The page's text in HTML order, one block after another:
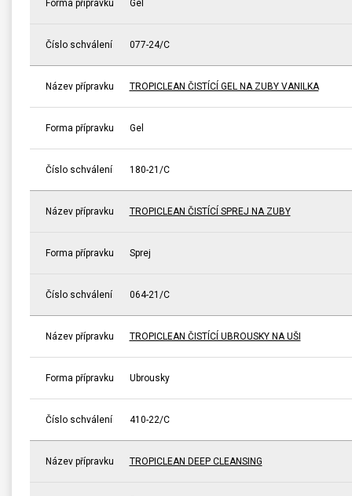
Forma přípravku Gel
Číslo schválení 077-24/C
Název přípravku TROPICLEAN ČISTÍCÍ GEL NA ZUBY VANILKA
Forma přípravku Gel
Číslo schválení 180-21/C
Název přípravku TROPICLEAN ČISTÍCÍ SPREJ NA ZUBY
Forma přípravku Sprej
Číslo schválení 064-21/C
Název přípravku TROPICLEAN ČISTÍCÍ UBROUSKY NA UŠI
Forma přípravku Ubrousky
Číslo schválení 410-22/C
Název přípravku TROPICLEAN DEEP CLEANSING